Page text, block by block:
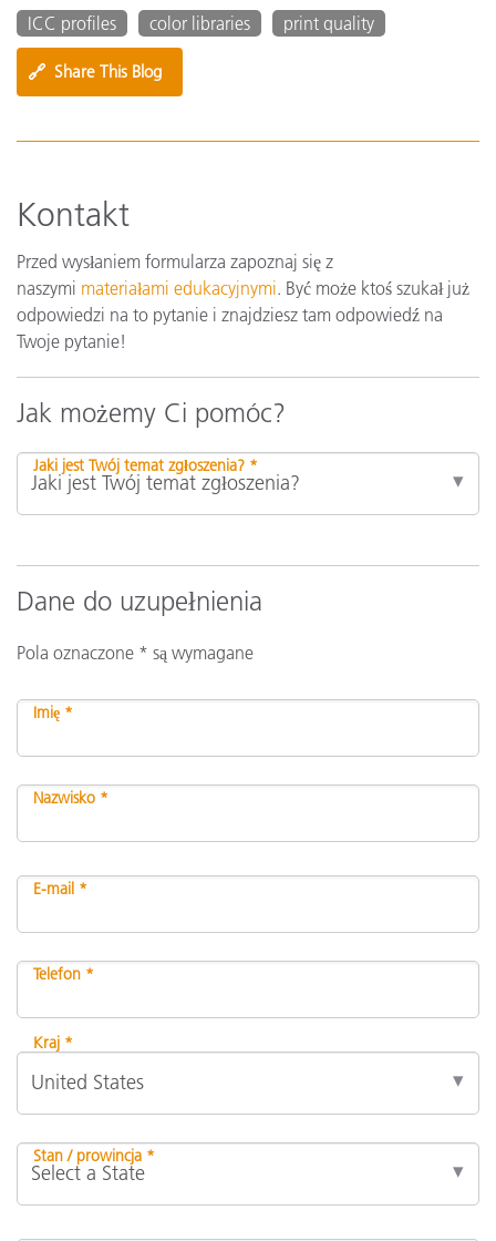
ICC profiles
color libraries print quality
🔗 Share This Blog
Kontakt
Przed wysłaniem formularza zapoznaj się z
naszymi materiałami edukacyjnymi. Być może ktoś szukał już
odpowiedzi na to pytanie i znajdziesz tam odpowiedź na
Twoje pytanie!
Jak możemy Ci pomóc?
Jaki jest Twój temat zgłoszenia? *
Dane do uzupełnienia
Pola oznaczone * są wymagane
Imię *
Nazwisko *
E-mail *
Telefon *
Kraj *
Stan / prowincja *